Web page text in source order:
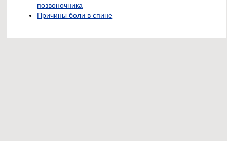
позвоночника
Причины боли в спине